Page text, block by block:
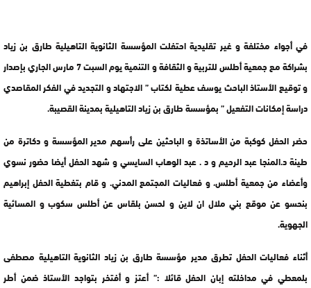
في أجواء مختلفة و غير تقليدية احتفلت المؤسسة الثانوية التاهيلية طارق بن زياد
بشراكة مع جمعية أطلس للتربية و الثقافة و التنمية يوم السبت 7 مارس الجاري بإصدار
و توقيع الأستاذ الباحث يوسف عطية لكتاب ” الاجتهاد و التجديد في الفكر المقاصدي
دراسة إمكانات التفعيل ” بمؤسسة طارق بن زياد التاهيلية بمدينة القصيبة.
حضر الحفل كوكبة من الأساتذة و الباحثين على رأسهم مدير المؤسسة و دكاترة من
طينة د.المنجا عبد الرحيم و د . عبد الوهاب السايسي و شهد الحفل أيضا حضور نسوي
وأعضاء من جمعية أطلس، و فعاليات المجتمع المدني. و قام بتغطية الحفل إبراهيم
بنحسو عن موقع بني ملال ان لاين و لحسن بلقاس عن أطلس سكوب و المسائية
الجهوية.
أثناء فعاليات الحفل تطرق مدير مؤسسة طارق بن زياد الثانوية التاهيلية مصطفى
بلمعطي في مداخلته إبان الحفل قائلا :” أعتز و أفتخر بتواجد الأستاذ ضمن أطر